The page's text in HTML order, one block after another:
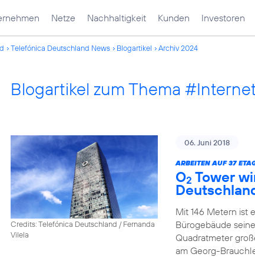
Netze Nachhaltigkeit Kunden Investoren
Telefónica Deutschland News Blogartikel Archiv 2024
Blogartikel zum Thema
Credits: Telefónica Deutschland / Fernanda
Vilela
06. Juni 2018
ARBEITEN AUF 37
O2 Tower
Mit 146 Metern ist
Bürogebäude
Quadratmeter
am Georg-